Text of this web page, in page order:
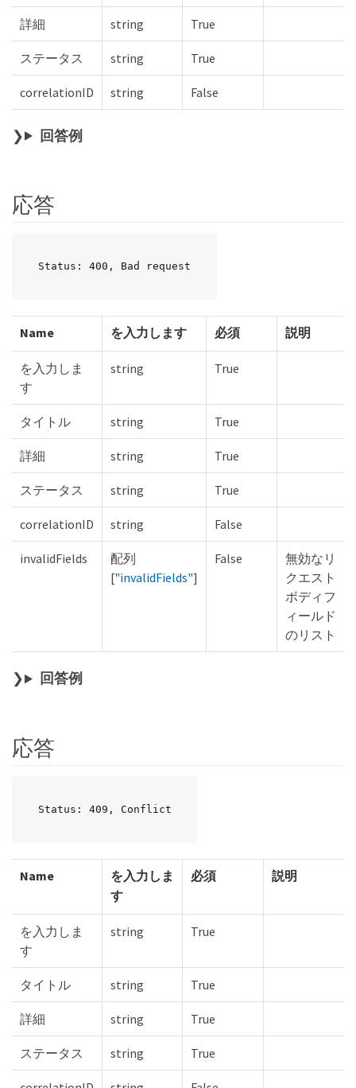
詳細 string True
ステータス string True
correlationID string False
回答例
応答
Status: 400, Bad request
Name を入力します 必須 説明
を入力しま
す
string True
タイトル string True
詳細 string True
ステータス string True
correlationID string False
invalidFields
配列
["invalidFields"]
False
無効なリ
クエスト
ボディフ
ィールド
のリスト
回答例
応答
Status: 409, Conflict
Name
を入力しま
す
必須 説明
を入力しま
す
string True
タイトル string True
詳細 string True
ステータス string True